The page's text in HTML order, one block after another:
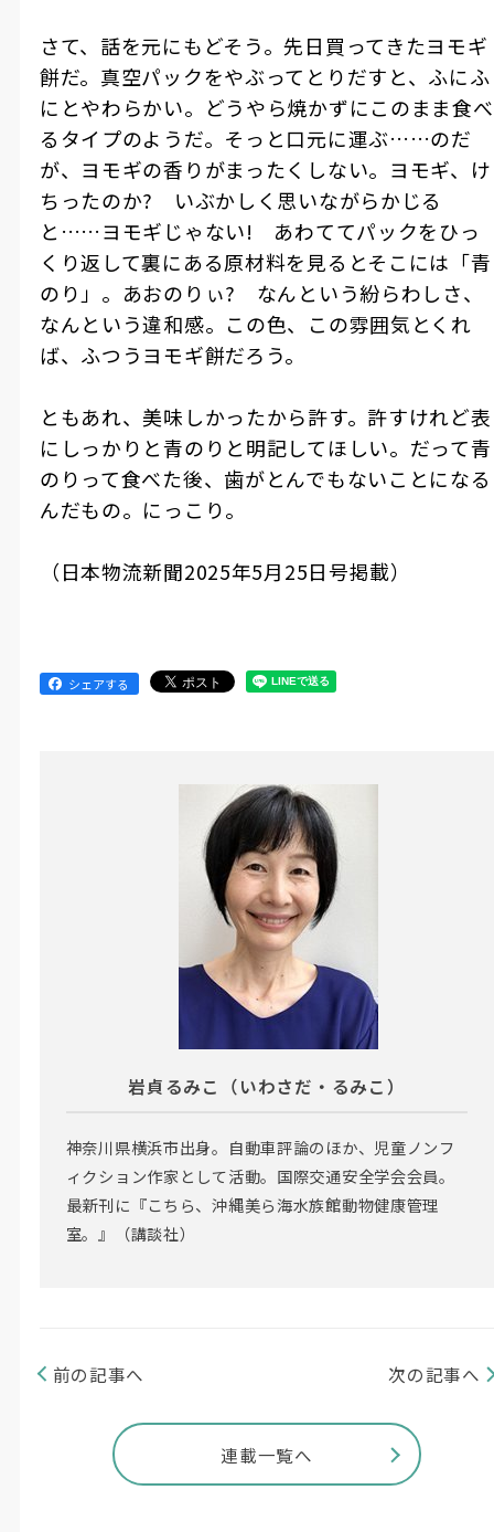
さて、話を元にもどそう。先日買ってきたヨモギ
餅だ。真空パックをやぶってとりだすと、ふにふ
にとやわらかい。どうやら焼かずにこのまま食べ
るタイプのようだ。そっと口元に運ぶ……のだ
が、ヨモギの香りがまったくしない。ヨモギ、け
ちったのか? いぶかしく思いながらかじる
と……ヨモギじゃない! あわててパックをひっ
くり返して裏にある原材料を見るとそこには「青
のり」。あおのりぃ? なんという紛らわしさ、
なんという違和感。この色、この雰囲気とくれ
ば、ふつうヨモギ餅だろう。
ともあれ、美味しかったから許す。許すけれど表
にしっかりと青のりと明記してほしい。だって青
のりって食べた後、歯がとんでもないことになる
んだもの。にっこり。
（日本物流新聞2025年5月25日号掲載）
シェアする
岩貞るみこ（いわさだ・るみこ）
神奈川県横浜市出身。自動車評論のほか、児童ノンフ
ィクション作家として活動。国際交通安全学会会員。
最新刊に『こちら、沖縄美ら海水族館動物健康管理
室。』（講談社）
前の記事へ 次の記事へ
連載一覧へ